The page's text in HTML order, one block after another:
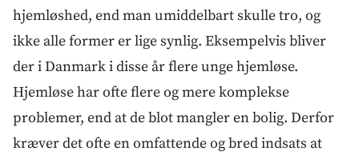
hjemløshed, end man umiddelbart skulle tro, og
ikke alle former er lige synlig. Eksempelvis bliver
der i Danmark i disse år flere unge hjemløse.
Hjemløse har ofte flere og mere komplekse
problemer, end at de blot mangler en bolig. Derfor
kræver det ofte en omfattende og bred indsats at